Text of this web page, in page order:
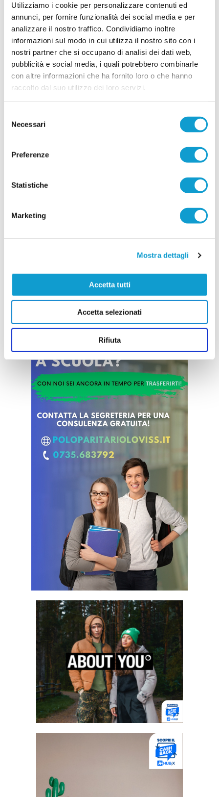
Utilizziamo i cookie per personalizzare contenuti ed
annunci, per fornire funzionalità dei social media e per
analizzare il nostro traffico. Condividiamo inoltre
informazioni sul modo in cui utilizza il nostro sito con i
nostri partner che si occupano di analisi dei dati web,
pubblicità e social media, i quali potrebbero combinarle
con altre informazioni che ha fornito loro o che hanno
raccolto dal suo utilizzo dei loro servizi.
delNecessari
Preferenze
Statistiche
Marketing
Mostra dettagli
Accetta tutti
Accetta selezionati
Rifiuta
con un colpo di spessore per il reparto offensivo.
Il club bianconero ha ufficializzato l'ingaggio
dell'attaccante Andrea Bianchimano, classe
1996, che si mette a disposizione di m
16/07/2026
CASTIGNANO. In difesa arriva Andrea
Carminucci
Il Castignano continua a rinforzare la rosa in vista
della nuova stagione e ufficializza l'ingaggio del
difensore centrale Andrea Carminucci, classe '95
ultime esperienze con Vis Stella e Azzurra SBT,
16/07/2026
Perozzi
Il Castignano rinforza il reparto portieri in vista
Perozzi, nuovo estremo difensore biancorosso.
Reduce dalle esperienze con Azzurra Mariner e
Vai all'edizione provinciale